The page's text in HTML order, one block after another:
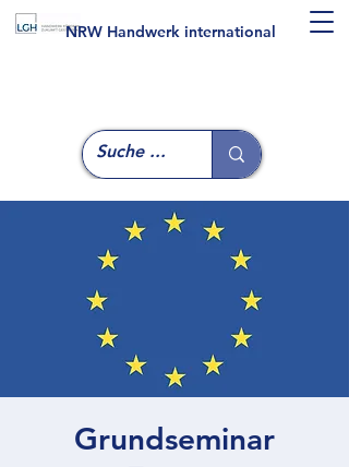
NRW Handwerk international
Grundseminar